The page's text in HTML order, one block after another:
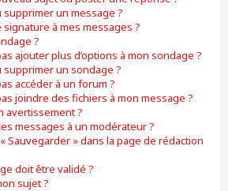
un message ?
à mes messages ?
?
ajouter plus d’options à mon sondage ?
un sondage ?
accéder à un forum ?
joindre des fichiers à mon message ?
avertissement ?
messages à un modérateur ?
Sauvegarder » dans la page de rédaction
doit être validé ?
sujet ?